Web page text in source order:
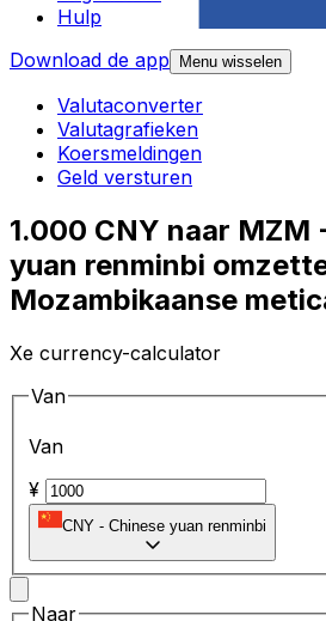
Hulp
Download de app
Menu wisselen
Valutaconverter
Valutagrafieken
Koersmeldingen
Geld versturen
1.000 CNY naar MZM
yuan renminbi
Mozambikaanse
Xe currency-calculator
Van
Van
¥
CNY - Chinese yuan renminbi
Naar